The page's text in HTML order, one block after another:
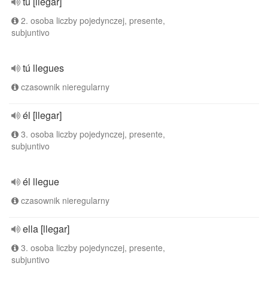
2. osoba liczby pojedynczej, presente,
subjuntivo
tú llegues
czasownik nieregularny
él [llegar]
3. osoba liczby pojedynczej, presente,
subjuntivo
él llegue
czasownik nieregularny
ella [llegar]
3. osoba liczby pojedynczej, presente,
subjuntivo